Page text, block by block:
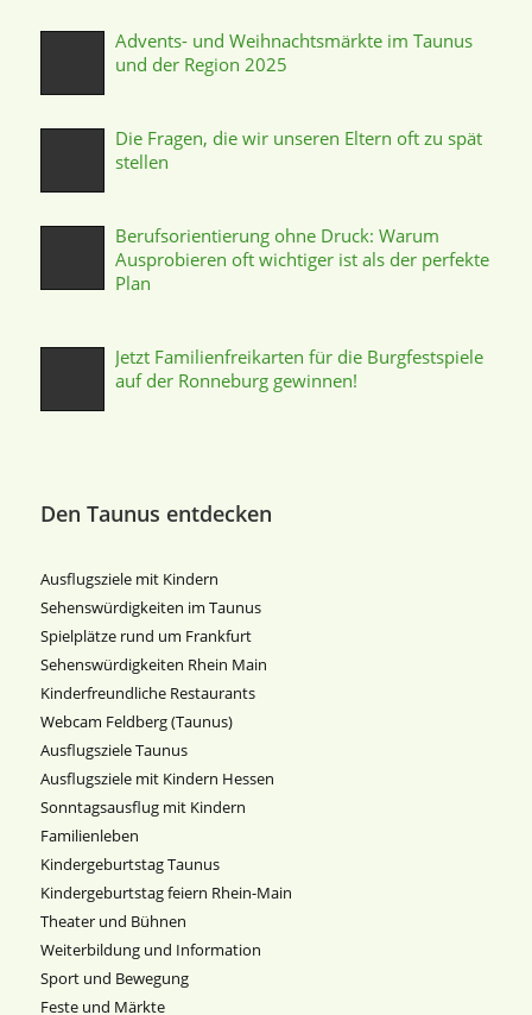
Advents- und Weihnachtsmärkte im Taunus
und der Region 2025
Die Fragen, die wir unseren Eltern oft zu spät
stellen
Berufsorientierung ohne Druck: Warum
Ausprobieren oft wichtiger ist als der perfekte
Plan
Jetzt Familienfreikarten für die Burgfestspiele
auf der Ronneburg gewinnen!
Den Taunus entdecken
Ausflugsziele mit Kindern
Sehenswürdigkeiten im Taunus
Spielplätze rund um Frankfurt
Sehenswürdigkeiten Rhein Main
Kinderfreundliche Restaurants
Webcam Feldberg (Taunus)
Ausflugsziele Taunus
Ausflugsziele mit Kindern Hessen
Sonntagsausflug mit Kindern
Familienleben
Kindergeburtstag Taunus
Kindergeburtstag feiern Rhein-Main
Theater und Bühnen
Weiterbildung und Information
Sport und Bewegung
Feste und Märkte